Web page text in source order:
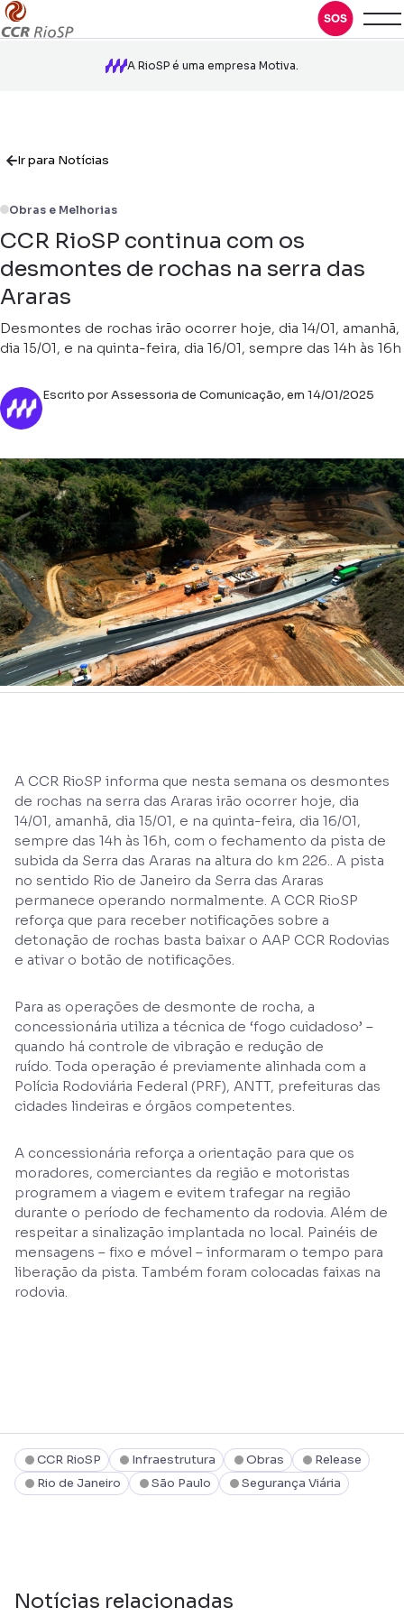
A RioSP é uma empresa Motiva.
Ir para Notícias
Obras e Melhorias
CCR RioSP continua com os
desmontes de rochas na serra das
Araras
Desmontes de rochas irão ocorrer hoje, dia 14/01, amanhã,
dia 15/01, e na quinta-feira, dia 16/01, sempre das 14h às 16h
Escrito por Assessoria de Comunicação, em 14/01/2025
A CCR RioSP informa que nesta semana os desmontes
de rochas na serra das Araras irão ocorrer hoje, dia
14/01, amanhã, dia 15/01, e na quinta-feira, dia 16/01,
sempre das 14h às 16h, com o fechamento da pista de
subida da Serra das Araras na altura do km 226.. A pista
no sentido Rio de Janeiro da Serra das Araras
permanece operando normalmente. A CCR RioSP
reforça que para receber notificações sobre a
detonação de rochas basta baixar o AAP CCR Rodovias
e ativar o botão de notificações.
Para as operações de desmonte de rocha, a
concessionária utiliza a técnica de ‘fogo cuidadoso’ –
quando há controle de vibração e redução de
ruído. Toda operação é previamente alinhada com a
Polícia Rodoviária Federal (PRF), ANTT, prefeituras das
cidades lindeiras e órgãos competentes.
A concessionária reforça a orientação para que os
moradores, comerciantes da região e motoristas
programem a viagem e evitem trafegar na região
durante o período de fechamento da rodovia. Além de
respeitar a sinalização implantada no local. Painéis de
mensagens – fixo e móvel – informaram o tempo para
liberação da pista. Também foram colocadas faixas na
rodovia.
CCR RioSP Infraestrutura Obras
Release
Rio de Janeiro
São Paulo Segurança Viária
Notícias relacionadas